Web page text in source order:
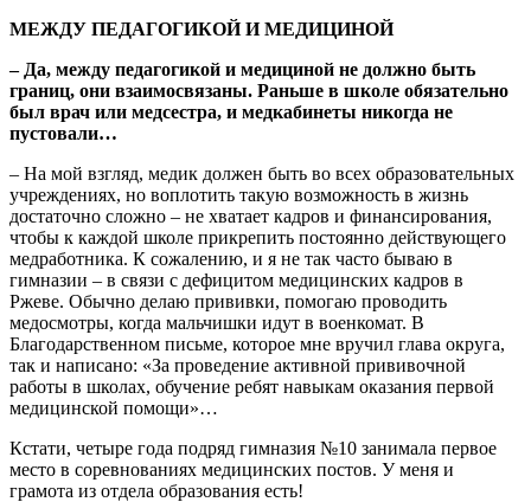
МЕЖДУ ПЕДАГОГИКОЙ И МЕДИЦИНОЙ
– Да, между педагогикой и медициной не должно быть
границ, они взаимосвязаны. Раньше в школе обязательно
был врач или медсестра, и медкабинеты никогда не
пустовали…
– На мой взгляд, медик должен быть во всех образовательных
учреждениях, но воплотить такую возможность в жизнь
достаточно сложно – не хватает кадров и финансирования,
чтобы к каждой школе прикрепить постоянно действующего
медработника. К сожалению, и я не так часто бываю в
гимназии – в связи с дефицитом медицинских кадров в
Ржеве. Обычно делаю прививки, помогаю проводить
медосмотры, когда мальчишки идут в военкомат. В
Благодарственном письме, которое мне вручил глава округа,
так и написано: «За проведение активной прививочной
работы в школах, обучение ребят навыкам оказания первой
медицинской помощи»…
Кстати, четыре года подряд гимназия №10 занимала первое
место в соревнованиях медицинских постов. У меня и
грамота из отдела образования есть!